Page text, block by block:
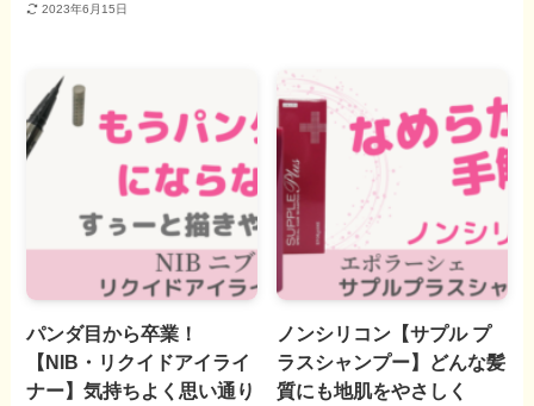
2023年6月15日
パンダ目から卒業！
【NIB・リクイドアイライ
ナー】気持ちよく思い通り
ノンシリコン【サプル プ
ラスシャンプー】どんな髪
質にも地肌をやさしく